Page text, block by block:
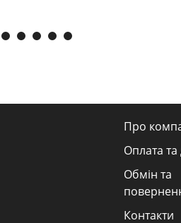
Про
Оплата та
Обмін та
Контакти